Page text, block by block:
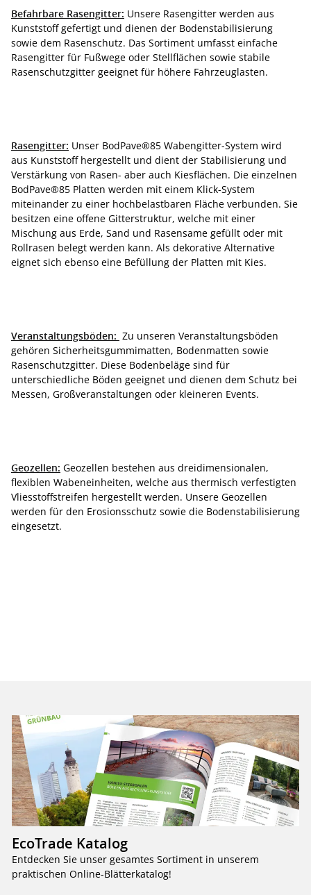
Befahrbare Rasengitter: Unsere Rasengitter werden aus
Kunststoff gefertigt und dienen der Bodenstabilisierung
sowie dem Rasenschutz. Das Sortiment umfasst einfache
Rasengitter für Fußwege oder Stellflächen sowie stabile
Rasenschutzgitter geeignet für höhere Fahrzeuglasten.
Rasengitter: Unser BodPave®85 Wabengitter-System wird
aus Kunststoff hergestellt und dient der Stabilisierung und
Verstärkung von Rasen- aber auch Kiesflächen. Die einzelnen
BodPave®85 Platten werden mit einem Klick-System
miteinander zu einer hochbelastbaren Fläche verbunden. Sie
besitzen eine offene Gitterstruktur, welche mit einer
Mischung aus Erde, Sand und Rasensame gefüllt oder mit
Rollrasen belegt werden kann. Als dekorative Alternative
eignet sich ebenso eine Befüllung der Platten mit Kies.
Veranstaltungsböden: Zu unseren Veranstaltungsböden
gehören Sicherheitsgummimatten, Bodenmatten sowie
Rasenschutzgitter. Diese Bodenbeläge sind für
unterschiedliche Böden geeignet und dienen dem Schutz bei
Messen, Großveranstaltungen oder kleineren Events.
Geozellen: Geozellen bestehen aus dreidimensionalen,
flexiblen Wabeneinheiten, welche aus thermisch verfestigten
Vliesstoffstreifen hergestellt werden. Unsere Geozellen
werden für den Erosionsschutz sowie die Bodenstabilisierung
eingesetzt.
EcoTrade Katalog
Entdecken Sie unser gesamtes Sortiment in unserem
praktischen Online-Blätterkatalog!